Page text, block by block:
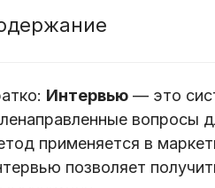
Интервью — это
вопросы
применяется в
позволяет